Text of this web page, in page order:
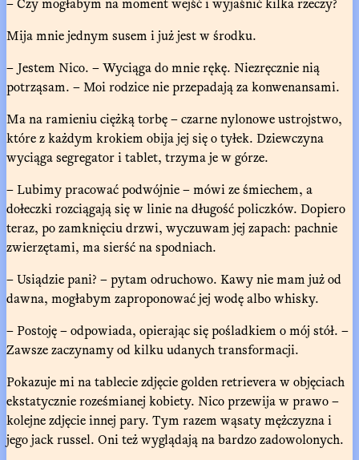
Mija mnie jednym susem i już jest w środku.
– Jestem Nico. – Wyciąga do mnie rękę. Niezręcznie nią
potrząsam. – Moi rodzice nie przepadają za konwenansami.
Ma na ramieniu ciężką torbę – czarne nylonowe ustrojstwo,
które z każdym krokiem obija jej się o tyłek. Dziewczyna
wyciąga segregator i tablet, trzyma je w górze.
– Lubimy pracować podwójnie – mówi ze śmiechem, a
dołeczki rozciągają się w linie na długość policzków. Dopiero
teraz, po zamknięciu drzwi, wyczuwam jej zapach: pachnie
zwierzętami, ma sierść na spodniach.
– Usiądzie pani? – pytam odruchowo. Kawy nie mam już od
dawna, mogłabym zaproponować jej wodę albo whisky.
– Postoję – odpowiada, opierając się pośladkiem o mój stół. –
Zawsze zaczynamy od kilku udanych transformacji.
Pokazuje mi na tablecie zdjęcie golden retrievera w objęciach
ekstatycznie roześmianej kobiety. Nico przewija w prawo –
kolejne zdjęcie innej pary. Tym razem wąsaty mężczyzna i
jego jack russel. Oni też wyglądają na bardzo zadowolonych.